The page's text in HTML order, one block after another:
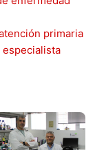
primaria
especialista